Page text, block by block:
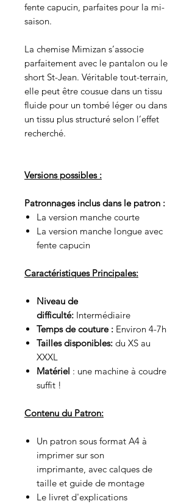
fente capucin, parfaites pour la mi-
saison.
La chemise Mimizan s’associe
parfaitement avec le pantalon ou le
short St-Jean. Véritable tout-terrain,
elle peut être cousue dans un tissu
fluide pour un tombé léger ou dans
un tissu plus structuré selon l’effet
recherché.
Versions possibles :
Patronnages inclus dans le patron :
La version manche courte
La version manche longue avec
fente capucin
Caractéristiques Principales:
Niveau de
difficulté: Intermédiaire
Temps de couture : Environ 4-7h
Tailles disponibles: du XS au
XXXL
Matériel : une machine à coudre
suffit !
Contenu du Patron:
Un patron sous format A4 à
imprimer sur son
imprimante, avec calques de
taille et guide de montage
Le livret d'explications